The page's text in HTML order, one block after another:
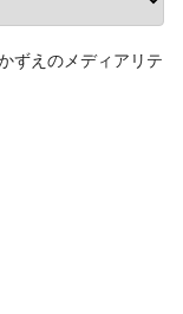
ずえのメディアリテ